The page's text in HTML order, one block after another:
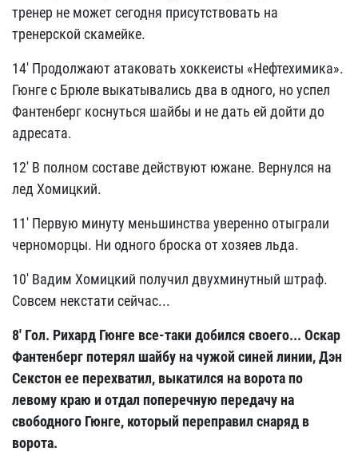
тренер не может сегодня присутствовать на
тренерской скамейке.
14' Продолжают атаковать хоккеисты «Нефтехимика».
Гюнге с Брюле выкатывались два в одного, но успел
Фантенберг коснуться шайбы и не дать ей дойти до
адресата.
12' В полном составе действуют южане. Вернулся на
лед Хомицкий.
11' Первую минуту меньшинства уверенно отыграли
черноморцы. Ни одного броска от хозяев льда.
10' Вадим Хомицкий получил двухминутный штраф.
Совсем некстати сейчас...
8' Гол. Рихард Гюнге все-таки добился своего... Оскар
Фантенберг потерял шайбу на чужой синей линии, Дэн
Секстон ее перехватил, выкатился на ворота по
левому краю и отдал поперечную передачу на
свободного Гюнге, который переправил снаряд в
ворота.